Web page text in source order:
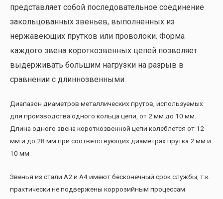
представляет собой последовательное соединение
закольцованных звеньев, выполненных из
нержавеющих прутков или проволоки. Форма
каждого звена короткозвенных цепей позволяет
выдерживать большим нагрузки на разрыв в
сравнении с длиннозвенными.
Диапазон диаметров металлических прутов, используемых
для производства одного кольца цепи, от 2 мм до 10 мм.
Длина одного звена короткозвенной цепи колеблется от 12
мм и до 28 мм при соответствующих диаметрах прутка 2 мм и
10 мм.
Звенья из стали А2 и А4 имеют бесконечный срок службы, т.к.
практически не подвержены коррозийным процессам.